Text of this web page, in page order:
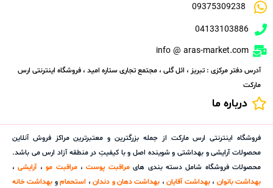
09375309238
04133103886
info @ aras-market.com
آدرس دفتر مرکزی : تبریز ، ائل گلی ، مجتمع تجاری ستاره امید ، فروشگاه اینترنتی ارس
مارکت
درباره ما
فروشگاه اینترنتی ارس مارکت از جمله بزرگترین و معتبرترین مراکز فروش آنلاین
محصولات آرایشی و بهداشتی و شوینده اصل و با کیفیتِ در منطقه آزاد ارس می باشد.
محصولات فروشگاه شامل دسته بندی هایمراقبت پوست،مراقبت مو،آرایشی،
بهداشت بانوان ،بهداشت آقایان، بهداشت دهان و دندان، استحمامو بهداشت خانه